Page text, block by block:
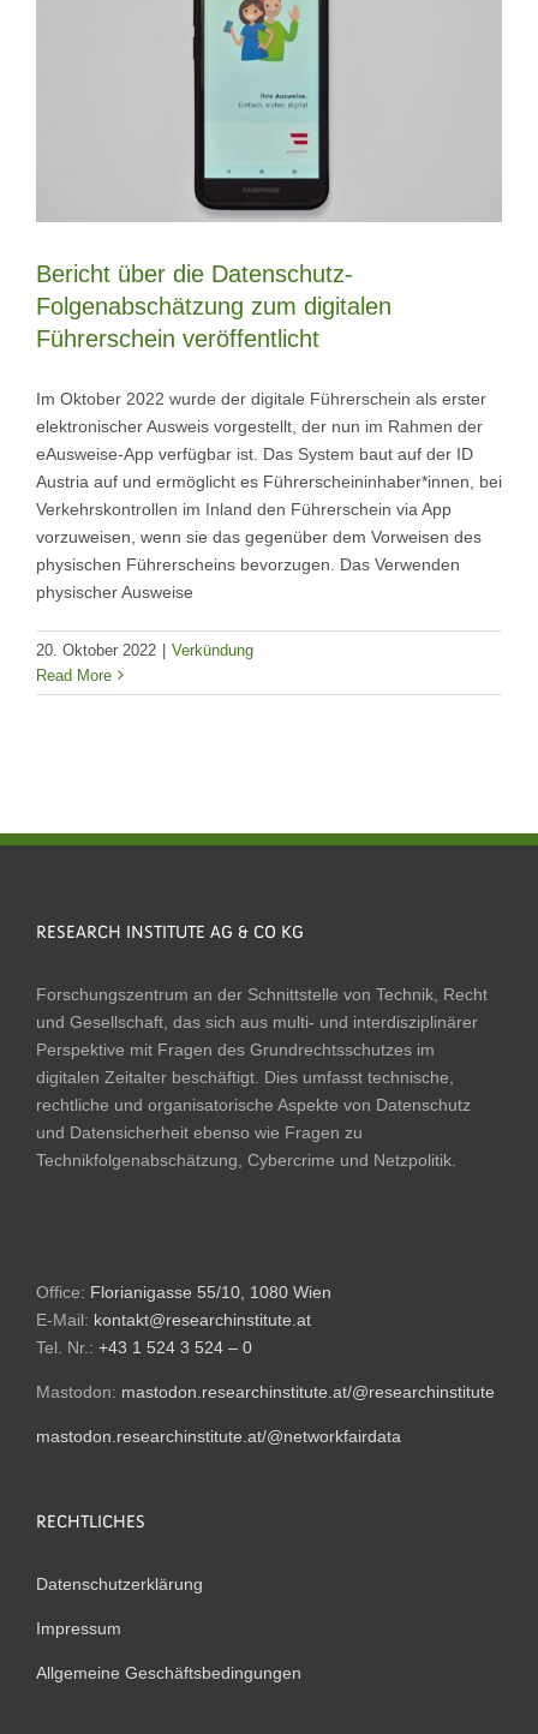
Bericht über die Datenschutz-
Folgenabschätzung zum digitalen
Führerschein veröffentlicht
Im Oktober 2022 wurde der digitale Führerschein als erster
elektronischer Ausweis vorgestellt, der nun im Rahmen der
eAusweise-App verfügbar ist. Das System baut auf der ID
Austria auf und ermöglicht es Führerscheininhaber*innen, bei
Verkehrskontrollen im Inland den Führerschein via App
vorzuweisen, wenn sie das gegenüber dem Vorweisen des
physischen Führerscheins bevorzugen. Das Verwenden
physischer Ausweise
20. Oktober 2022 | Verkündung
Read More
RESEARCH INSTITUTE AG & CO KG
Forschungszentrum an der Schnittstelle von Technik, Recht
und Gesellschaft, das sich aus multi- und interdisziplinärer
Perspektive mit Fragen des Grundrechtsschutzes im
digitalen Zeitalter beschäftigt. Dies umfasst technische,
rechtliche und organisatorische Aspekte von Datenschutz
und Datensicherheit ebenso wie Fragen zu
Technikfolgenabschätzung, Cybercrime und Netzpolitik.
Office: Florianigasse 55/10, 1080 Wien
E-Mail: kontakt@researchinstitute.at
Tel. Nr.: +43 1 524 3 524 – 0
Mastodon: mastodon.researchinstitute.at/@researchinstitute
mastodon.researchinstitute.at/@networkfairdata
RECHTLICHES
Datenschutzerklärung
Impressum
Allgemeine Geschäftsbedingungen